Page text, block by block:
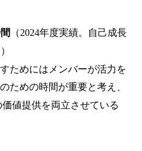
（2024年度実績。自己成長
ためにはメンバーが活力を
ための時間が重要と考え、
値提供を両立させている